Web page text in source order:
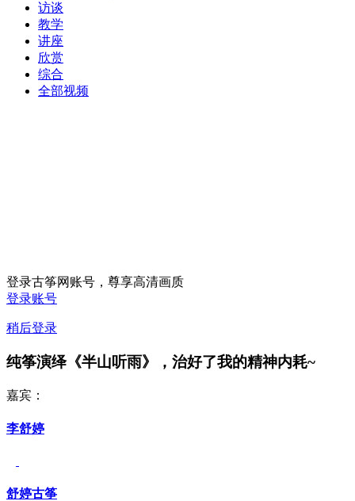
访谈
教学
讲座
欣赏
综合
全部视频
登录古筝网账号，尊享高清画质
登录账号
稍后登录
纯筝演绎《半山听雨》，治好了我的精神内耗~
嘉宾：
李舒婷
舒婷古筝